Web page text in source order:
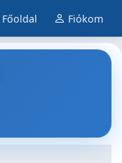
Főoldal Fiókom